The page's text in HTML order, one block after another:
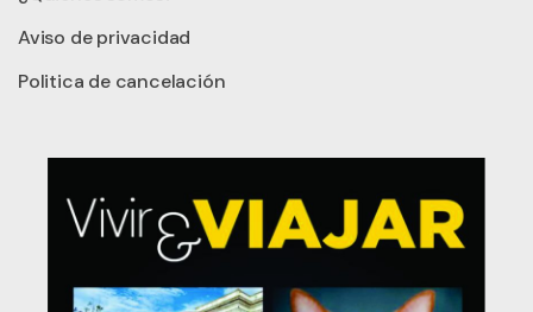
Aviso de privacidad
Politica de cancelación